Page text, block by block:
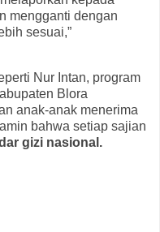
mengganti dengan
sesuai,”
Nur Intan, program
Blora
anak-anak menerima
bahwa setiap sajian
gizi nasional.